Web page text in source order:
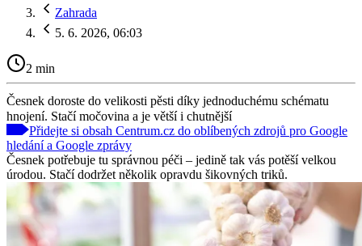
Zahrada
5. 6. 2026, 06:03
2 min
Česnek doroste do velikosti pěsti díky jednoduchému schématu
hnojení. Stačí močovina a je větší i chutnější
Přidejte si obsah Centrum.cz do oblíbených zdrojů pro Google
hledání a Google zprávy
Česnek potřebuje tu správnou péči – jedině tak vás potěší velkou
úrodou. Stačí dodržet několik opravdu šikovných triků.